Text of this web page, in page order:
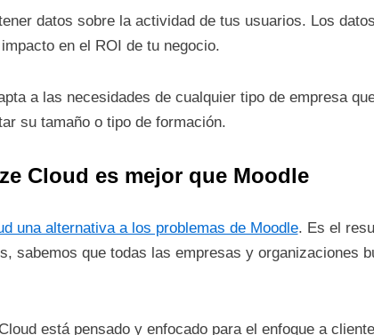
datos sobre la actividad de tus usuarios. Los
en el ROI de tu negocio.
a las necesidades de cualquier tipo de empresa
su tamaño o tipo de formación.
Cloud es mejor que Moodle
una alternativa a los problemas de Moodle. Es el
sabemos que todas las empresas y organizaciones
está pensado y enfocado para el enfoque a